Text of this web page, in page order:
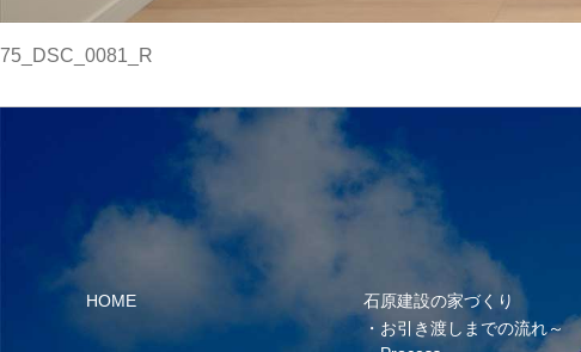
75_DSC_0081_R
HOME
石原建設の家づくり
お引き渡しまでの流れ～